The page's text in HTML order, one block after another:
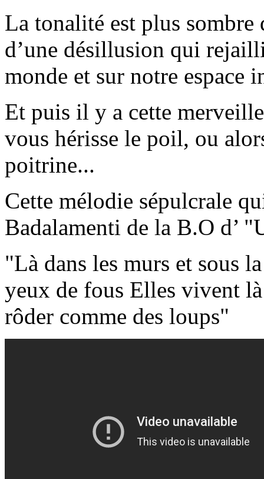
La tonalité est plus
d’une désillusion qui
monde et sur notre espace
Et puis il y a cette
vous hérisse le poil, ou
poitrine...
Cette mélodie sépulcrale
Badalamenti de la B.O d’
"Là dans les murs et sous
yeux de fous Elles vivent
rôder comme des loups"